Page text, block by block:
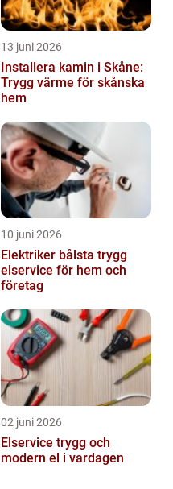
13 juni 2026
Installera kamin i Skåne:
Trygg värme för skånska
hem
10 juni 2026
Elektriker bålsta trygg
elservice för hem och
företag
02 juni 2026
Elservice trygg och
modern el i vardagen